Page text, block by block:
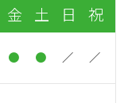
金 土 日 祝
● ● ／ ／